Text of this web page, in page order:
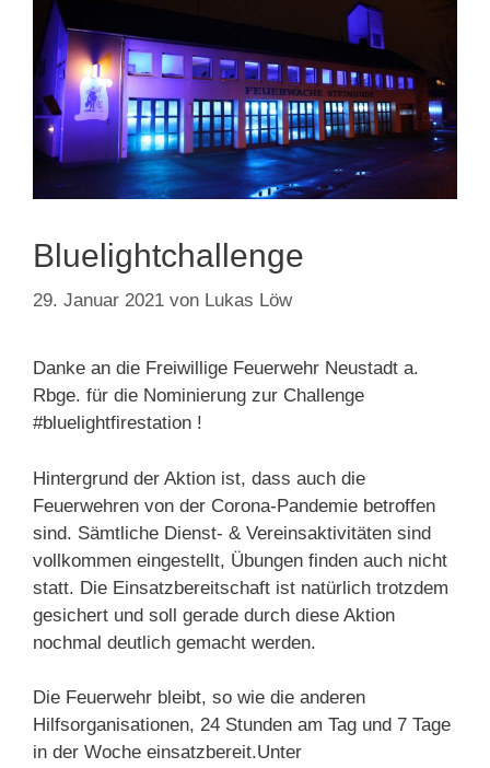
Bluelightchallenge
29. Januar 2021 von Lukas Löw
Danke an die Freiwillige Feuerwehr Neustadt a.
Rbge. für die Nominierung zur Challenge
#bluelightfirestation !
Hintergrund der Aktion ist, dass auch die
Feuerwehren von der Corona-Pandemie betroffen
sind. Sämtliche Dienst- & Vereinsaktivitäten sind
vollkommen eingestellt, Übungen finden auch nicht
statt. Die Einsatzbereitschaft ist natürlich trotzdem
gesichert und soll gerade durch diese Aktion
nochmal deutlich gemacht werden.
Die Feuerwehr bleibt, so wie die anderen
Hilfsorganisationen, 24 Stunden am Tag und 7 Tage
in der Woche einsatzbereit.Unter